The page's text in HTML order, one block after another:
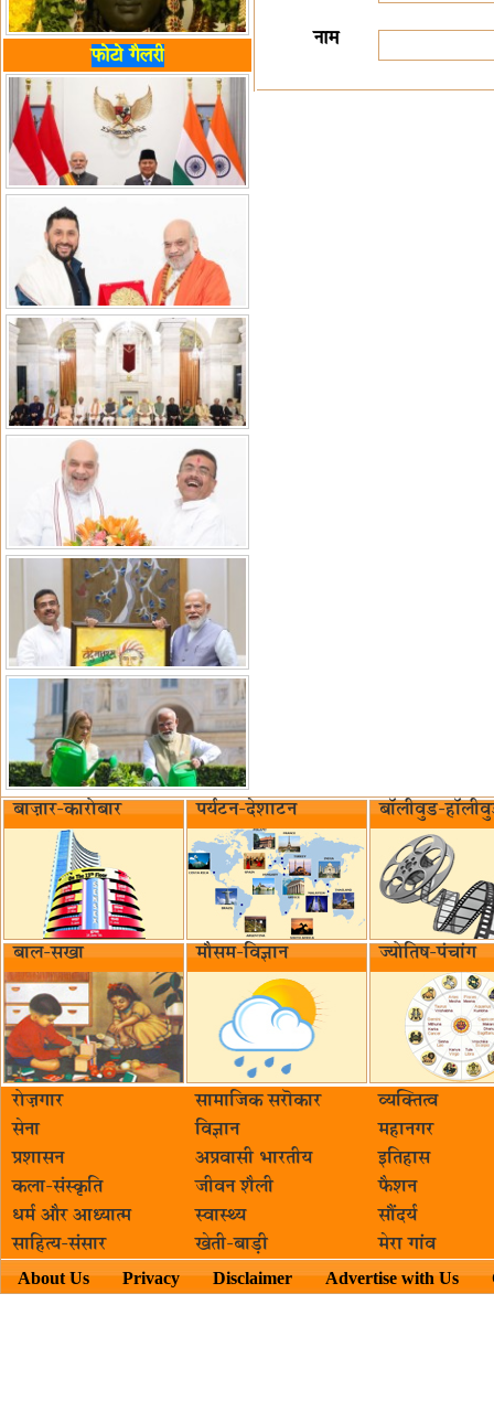
फोटो गैलरी
नाम
बाज़ार-कारोबार पर्यटन-देशाटन बॉलीवुड-
बाल-सखा मौसम-विज्ञान ज्योतिष-पंचांग
रोज़गार सामाजिक सरॊकार‌
व्यक्तित्व
सेना
विज्ञान
महानगर
प्रशासन
अप्रवासी भारतीय
इतिहास
कला-संस्कृति
जीवन शैली
फैशन
धर्म और आध्यात्म
स्वास्थ्य
सौंदर्य
साहित्य-संसार
खेती-बाड़ी मेरा गांव
About Us Privacy Disclaimer Advertise with Us